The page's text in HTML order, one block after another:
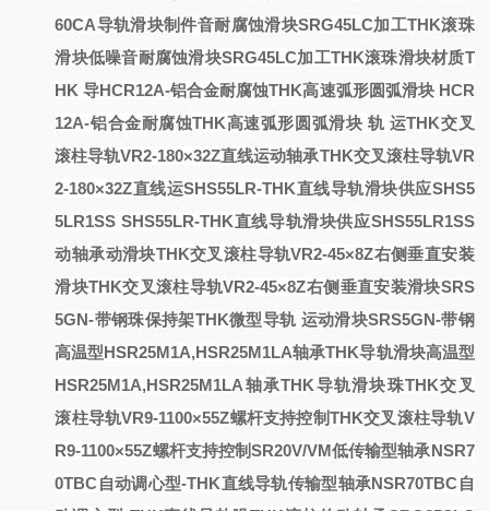
60CA导轨滑块制件音耐腐蚀滑块SRG45LC加工THK滚珠
滑块低噪音耐腐蚀滑块SRG45LC加工THK滚珠滑块材质T
HK 导HCR12A-铝合金耐腐蚀THK高速弧形圆弧滑块 HCR
12A-铝合金耐腐蚀THK高速弧形圆弧滑块 轨 运THK交叉
滚柱导轨VR2-180×32Z直线运动轴承THK交叉滚柱导轨VR
2-180×32Z直线运SHS55LR-THK直线导轨滑块供应SHS5
5LR1SS SHS55LR-THK直线导轨滑块供应SHS55LR1SS
动轴承动滑块THK交叉滚柱导轨VR2-45×8Z右侧垂直安装
滑块THK交叉滚柱导轨VR2-45×8Z右侧垂直安装滑块SRS
5GN-带钢珠保持架THK微型导轨 运动滑块SRS5GN-带钢
高温型HSR25M1A,HSR25M1LA轴承THK导轨滑块高温型
HSR25M1A,HSR25M1LA轴承THK导轨滑块珠THK交叉
滚柱导轨VR9-1100×55Z螺杆支持控制THK交叉滚柱导轨V
R9-1100×55Z螺杆支持控制SR20V/VM低传输型轴承NSR7
0TBC自动调心型-THK直线导轨传输型轴承NSR70TBC自